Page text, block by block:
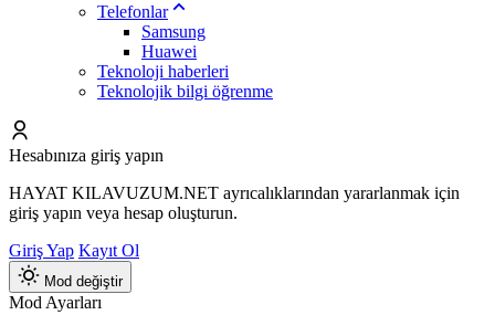
Telefonlar
Samsung
Huawei
Teknoloji haberleri
Teknolojik bilgi öğrenme
Hesabınıza giriş yapın
HAYAT KILAVUZUM.NET ayrıcalıklarından yararlanmak için
giriş yapın veya hesap oluşturun.
Giriş Yap Kayıt Ol
Mod değiştir
Mod Ayarları